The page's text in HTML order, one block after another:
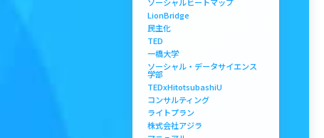
ソーシャルヒートマップ
LionBridge
民主化
TED
一橋大学
ソーシャル・データサイエンス
学部
TEDxHitotsubashiU
コンサルティング
ライトプラン
株式会社アジラ